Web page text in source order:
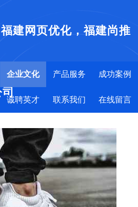
建网页优化，福建尚推
企业文化 产品服务 成功案例
诚聘英才 联系我们 在线留言